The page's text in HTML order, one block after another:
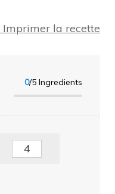
Imprimer la recette
0/5 Ingredients